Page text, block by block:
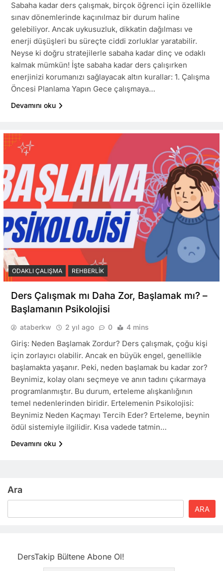
Sabaha kadar ders çalışmak, birçok öğrenci için özellikle
sınav dönemlerinde kaçınılmaz bir durum haline
gelebiliyor. Ancak uykusuzluk, dikkatin dağılması ve
enerji düşüşleri bu süreçte ciddi zorluklar yaratabilir.
Neyse ki doğru stratejilerle sabaha kadar dinç ve odaklı
kalmak mümkün! İşte sabaha kadar ders çalışırken
enerjinizi korumanızı sağlayacak altın kurallar: 1. Çalışma
Öncesi Planlama Yapın Gece çalışmaya…
Devamını oku
ODAKLI ÇALIŞMA REHBERLIK
Ders Çalışmak mı Daha Zor, Başlamak mı? –
Başlamanın Psikolojisi
ataberkw 2 yıl ago 0 4 mins
Giriş: Neden Başlamak Zordur? Ders çalışmak, çoğu kişi
için zorlayıcı olabilir. Ancak en büyük engel, genellikle
başlamakta yaşanır. Peki, neden başlamak bu kadar zor?
Beynimiz, kolay olanı seçmeye ve anın tadını çıkarmaya
programlanmıştır. Bu durum, erteleme alışkanlığının
temel nedenlerinden biridir. Ertelemenin Psikolojisi:
Beynimiz Neden Kaçmayı Tercih Eder? Erteleme, beynin
ödül sistemiyle ilgilidir. Kısa vadede tatmin…
Devamını oku
Ara
ARA
DersTakip Bültene Abone Ol!